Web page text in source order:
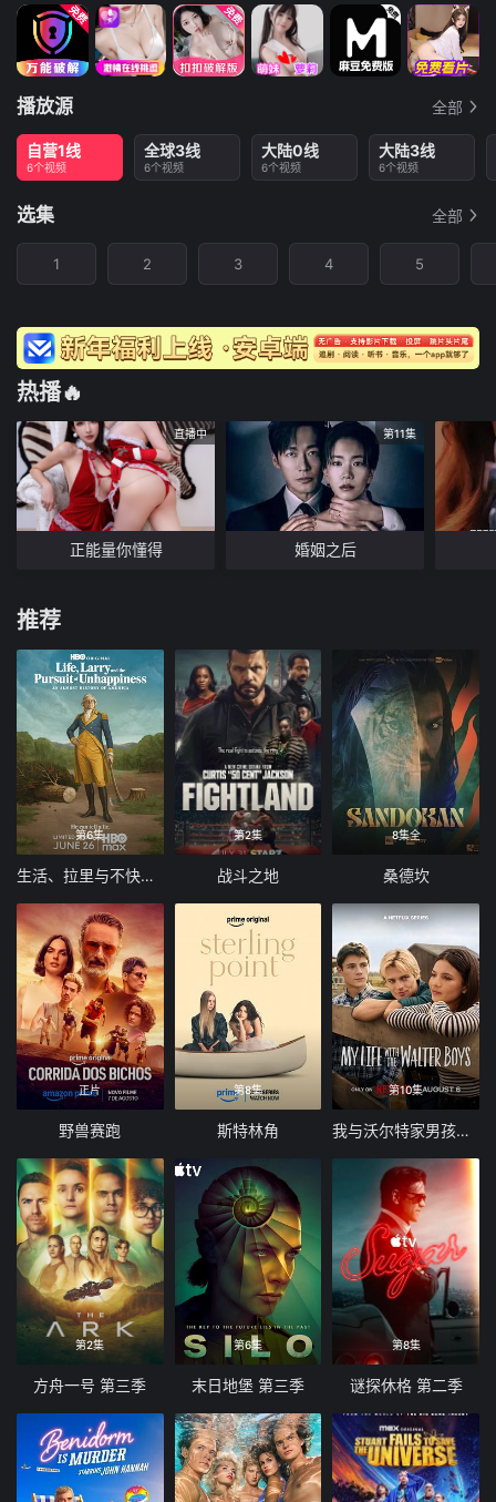
播放源 全部
自营1线
6个视频
全球3线
6个视频
大陆0线
6个视频
大陆3线
6个视频
选集 全部
1 2 3 4 5
热播🔥
直播中
正能量你懂得
第11集
婚姻之后
推荐
第6集
生活、拉里与不快乐的追求：一部美国史
第2集
战斗之地
8集全
桑德坎
正片
野兽赛跑
第8集
斯特林角
第10集
我与沃尔特家男孩的生活 第三季
第2集
方舟一号 第三季
第6集
末日地堡 第三季
第8集
谜探休格 第二季